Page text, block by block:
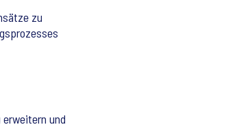
zu
und